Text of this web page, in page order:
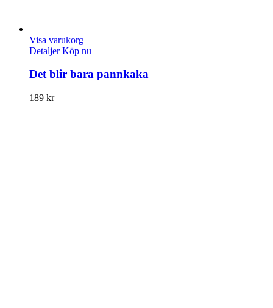
Visa varukorg
Detaljer Köp nu
Det blir bara pannkaka
189 kr